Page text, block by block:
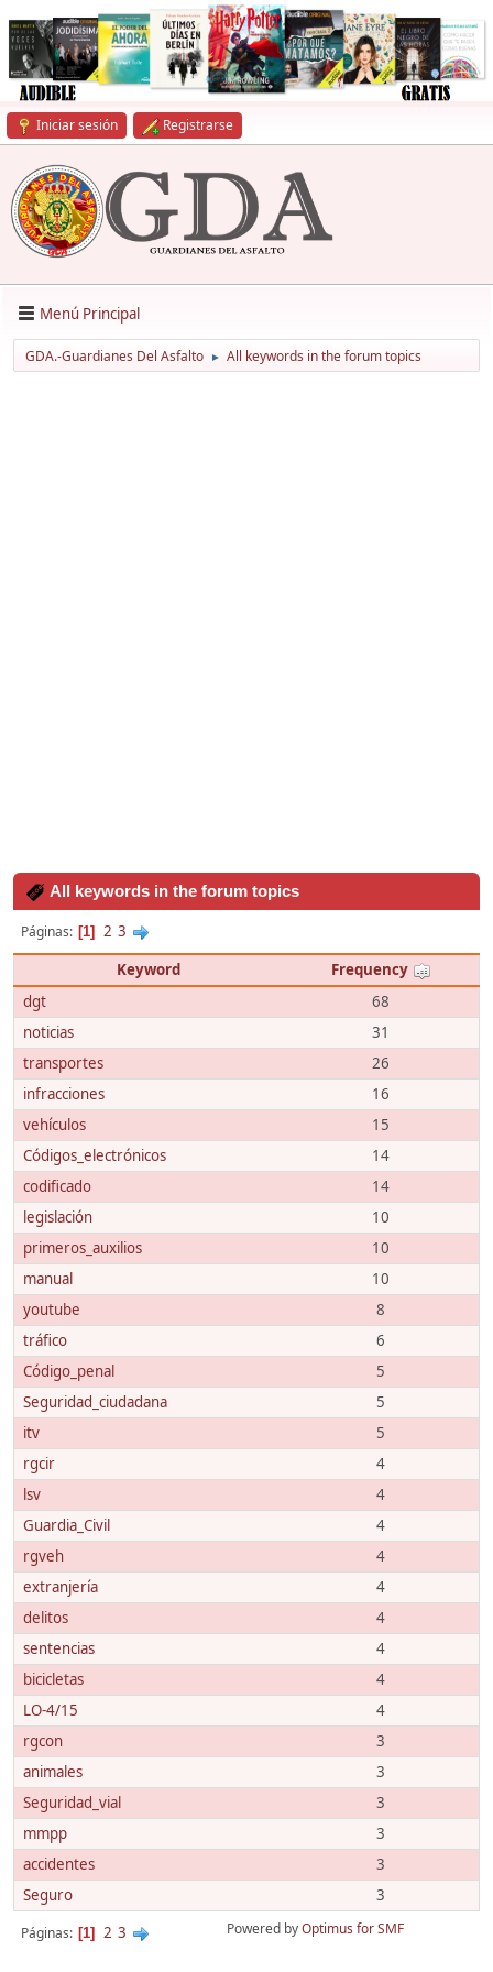
Iniciar sesión Registrarse
Menú Principal
GDA.-Guardianes Del Asfalto ► All keywords in the forum topics
All keywords in the forum topics
Páginas 1 2 3
Keyword
Frequency
dgt
68
noticias
31
transportes
26
infracciones
16
vehículos
15
Códigos_electrónicos
14
codificado
14
legislación
10
primeros_auxilios
10
manual
10
youtube
8
tráfico
6
Código_penal
5
Seguridad_ciudadana
5
itv
5
rgcir
4
lsv
4
Guardia_Civil
4
rgveh
4
extranjería
4
delitos
4
sentencias
4
bicicletas
4
LO-4/15
4
rgcon
3
animales
3
Seguridad_vial
3
mmpp
3
accidentes
3
Seguro
3
Páginas 1 2 3 Powered byOptimus for SMF